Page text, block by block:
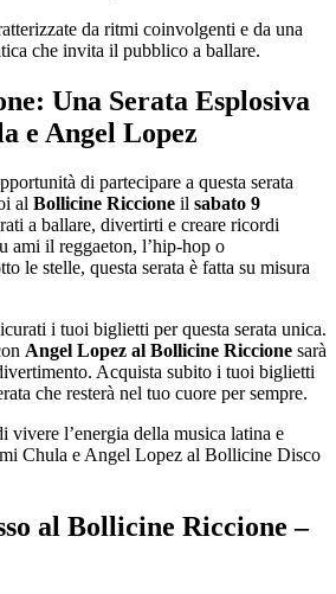
da ritmi coinvolgenti e da una
che invita il pubblico a ballare.
Una Serata Esplosiva
e Angel Lopez
di partecipare a questa serata
al Bollicine Riccione il sabato 9
a ballare, divertirti e creare ricordi
ami il reggaeton, l’hip-hop o
le stelle, questa serata è fatta su misura
i tuoi biglietti per questa serata unica.
Angel Lopez al Bollicine Riccione sarà
Acquista subito i tuoi biglietti
che resterà nel tuo cuore per sempre.
vivere l’energia della musica latina e
Chula e Angel Lopez al Bollicine Disco
al Bollicine Riccione –